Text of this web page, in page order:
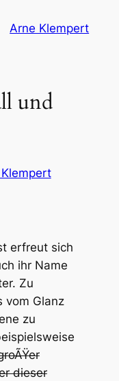
Arne Klempert
und
erfreut sich
ihr Name
Zu
vom Glanz
zu
dieser